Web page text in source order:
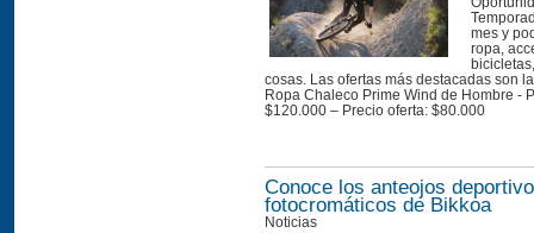
mes y
ropa,
cosas. Las ofertas más destacadas son
Ropa Chaleco Prime Wind de Hombre -
$120.000 – Precio oferta: $80.000
Conoce los anteojos
fotocromáticos de Bikkoa
Noticias